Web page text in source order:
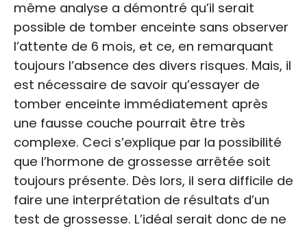
même analyse a démontré qu’il serait
possible de tomber enceinte sans observer
l’attente de 6 mois, et ce, en remarquant
toujours l’absence des divers risques. Mais, il
est nécessaire de savoir qu’essayer de
tomber enceinte immédiatement après
une fausse couche pourrait être très
complexe. Ceci s’explique par la possibilité
que l’hormone de grossesse arrêtée soit
toujours présente. Dès lors, il sera difficile de
faire une interprétation de résultats d’un
test de grossesse. L’idéal serait donc de ne